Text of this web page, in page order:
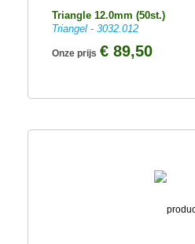
Triangle 12.0mm (50st.)
Triangel - 3032.012
Onze prijs € 89,50